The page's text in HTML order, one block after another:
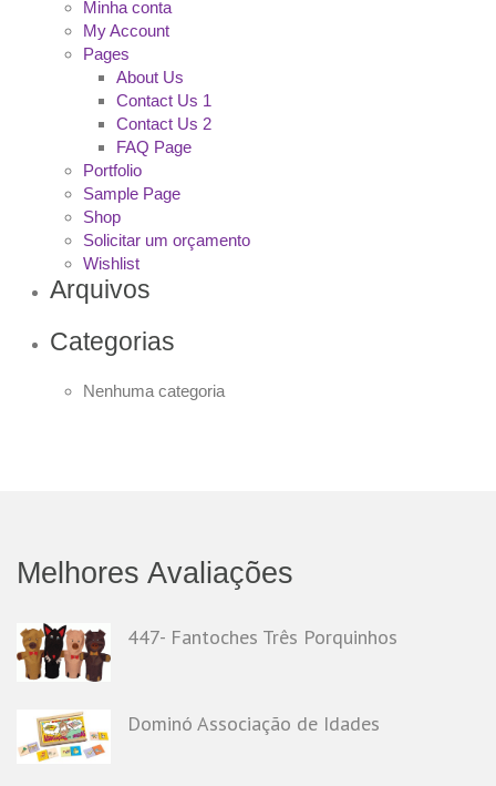
Minha conta
My Account
Pages
About Us
Contact Us 1
Contact Us 2
FAQ Page
Portfolio
Sample Page
Shop
Solicitar um orçamento
Wishlist
Arquivos
Categorias
Nenhuma categoria
Melhores Avaliações
447- Fantoches Três Porquinhos
Dominó Associação de Idades